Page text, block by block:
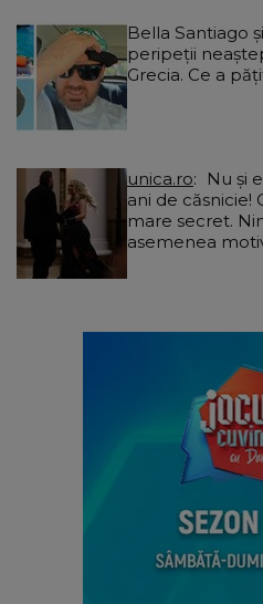
Bella Santiago
peripeții
Grecia. Ce a
unica.ro
ani de căsnicie!
mare secret.
asemenea